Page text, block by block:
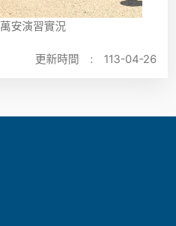
萬安演習實況
更新時間 : 113-04-26